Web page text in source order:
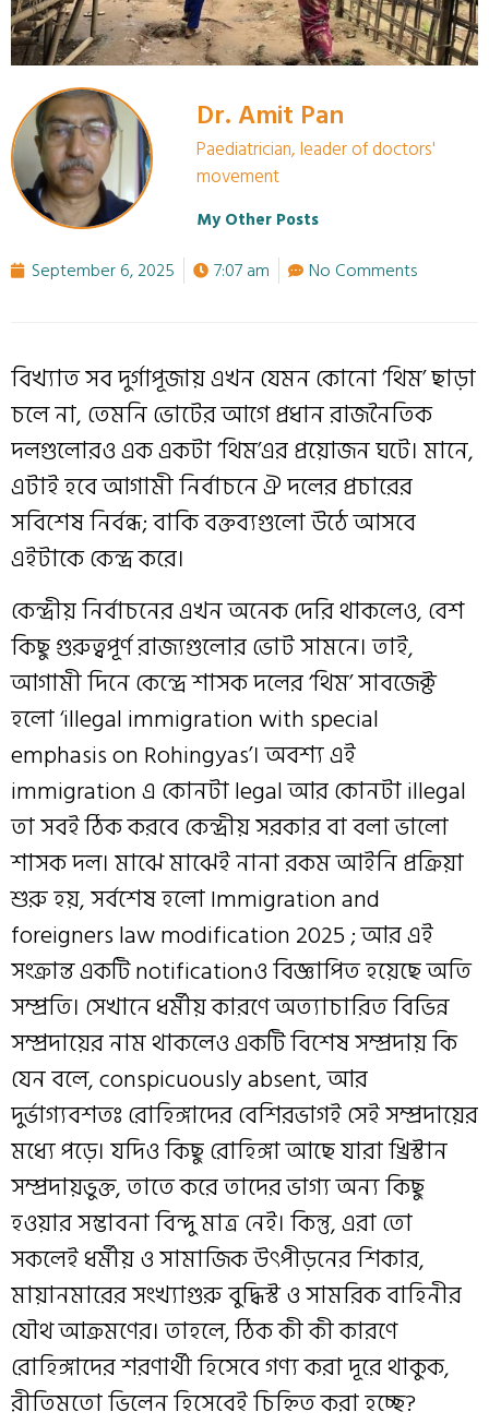
Dr. Amit Pan
Paediatrician, leader of doctors'
movement
My Other Posts
September 6, 2025 7:07 am No Comments
বিখ্যাত সব দুর্গাপূজায় এখন যেমন কোনো ‘থিম’ ছাড়া
চলে না, তেমনি ভোটের আগে প্রধান রাজনৈতিক
দলগুলোরও এক একটা ‘থিম’এর প্রয়োজন ঘটে। মানে,
এটাই হবে আগামী নির্বাচনে ঐ দলের প্রচারের
সবিশেষ নির্বন্ধ; বাকি বক্তব্যগুলো উঠে আসবে
এইটাকে কেন্দ্র করে।
কেন্দ্রীয় নির্বাচনের এখন অনেক দেরি থাকলেও, বেশ
কিছু গুরুত্বপূর্ণ রাজ্যগুলোর ভোট সামনে। তাই,
আগামী দিনে কেন্দ্রে শাসক দলের ‘থিম’ সাবজেক্ট
হলো ‘illegal immigration with special
emphasis on Rohingyas’। অবশ্য এই
immigration এ‌ কোনটা legal আর কোনটা illegal
তা‌ সবই‌ ঠিক করবে কেন্দ্রীয় সরকার বা বলা ভালো
শাসক দল। মাঝে মাঝেই নানা রকম আইনি প্রক্রিয়া
শুরু হয়, সর্বশেষ হলো Immigration and
foreigners law modification 2025 ; আর এই
সংক্রান্ত একটি notificationও বিজ্ঞাপিত হয়েছে অতি
সম্প্রতি। সেখানে ধর্মীয় কারণে অত্যাচারিত বিভিন্ন
সম্প্রদায়ের নাম থাকলেও একটি বিশেষ সম্প্রদায় কি
যেন বলে, conspicuously absent, আর
দুর্ভাগ্যবশতঃ রোহিঙ্গাদের বেশিরভাগই সেই সম্প্রদায়ের
মধ্যে পড়ে। যদিও কিছু রোহিঙ্গা আছে যারা খ্রিস্টান
সম্প্রদায়ভুক্ত, তাতে করে তাদের ভাগ্য অন্য কিছু
হওয়ার সম্ভাবনা বিন্দু মাত্র নেই। কিন্তু, এরা তো
সকলেই ধর্মীয় ও সামাজিক উৎপীড়নের শিকার,
মায়ানমারের সংখ্যাগুরু বুদ্ধিস্ট ও সামরিক বাহিনীর
যৌথ আক্রমণের। তাহলে, ঠিক কী কী কারণে
রোহিঙ্গাদের শরণার্থী হিসেবে গণ্য করা দূরে থাকুক,
রীতিমতো ভিলেন হিসেবেই চিহ্নিত করা হচ্ছে?